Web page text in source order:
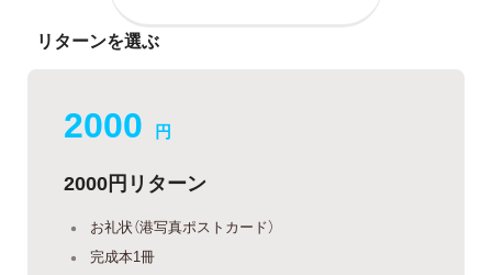
リターンを選ぶ
2000 円
2000円リターン
お礼状（港写真ポストカード）
完成本1冊